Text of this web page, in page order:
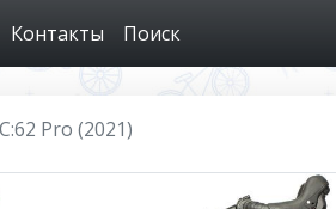
Контакты Поиск
Pro (2021)